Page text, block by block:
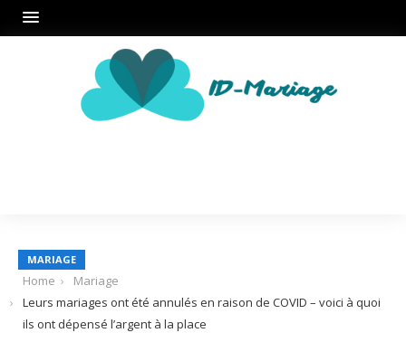
MARIAGE
Home
Mariage
Leurs mariages ont été annulés en raison de COVID – voici à quoi
ils ont dépensé l’argent à la place